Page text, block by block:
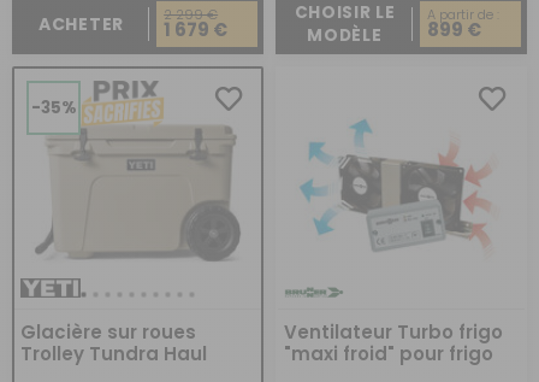
ACHETER 2 299 €
1 679 €
CHOISIR LE
MODÈLE
A partir de :
899 €
-35%
Glacière sur roues
Trolley Tundra Haul
Ventilateur Turbo frigo
"maxi froid" pour frigo